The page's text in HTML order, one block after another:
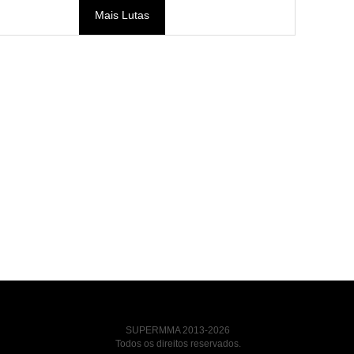
Mais Lutas
SUPERMMA 2013-2026
Todos os direitos reservados.